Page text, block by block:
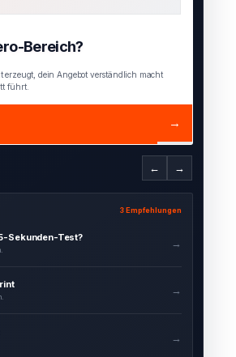
5-Sekunden-Test?
weniger Sekunden verstehen, für wen dein
es bietet.
→
← →
3 Empfehlungen
→
→
→